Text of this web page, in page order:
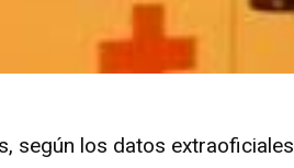
según los datos extraoficiales